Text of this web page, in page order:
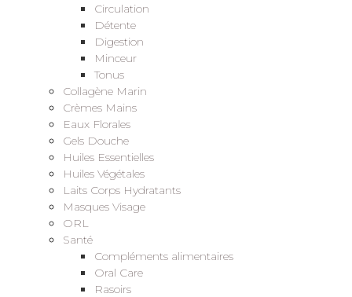
Circulation
Détente
Digestion
Minceur
Tonus
Collagène Marin
Crèmes Mains
Eaux Florales
Gels Douche
Huiles Essentielles
Huiles Végétales
Laits Corps Hydratants
Masques Visage
ORL
Santé
Compléments alimentaires
Oral Care
Rasoirs